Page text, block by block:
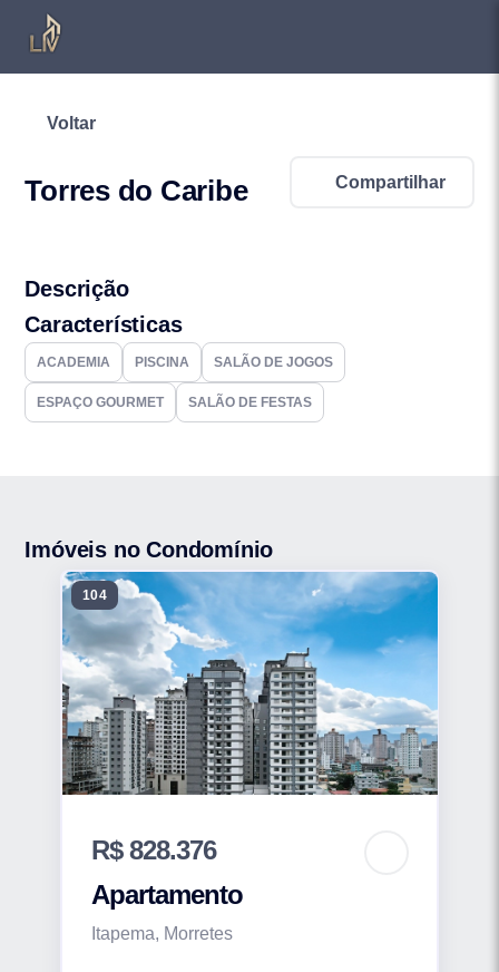
Voltar
Torres do Caribe Compartilhar
Descrição
Características
ACADEMIA PISCINA SALÃO DE JOGOS
ESPAÇO GOURMET SALÃO DE FESTAS
Imóveis no Condomínio
104
R$ 828.376
Apartamento
Itapema, Morretes